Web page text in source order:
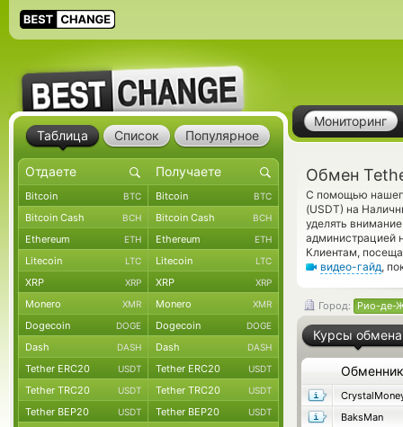
Мониторинг
Обмен
С помощью
(USDT) на
уделять
администрацией
Клиентам,
видео-гайд,
Город: Рио-де-
Курсы обмена
Обменник
BaksMan
Таблица Список Популярное
Bitcoin BTC Bitcoin BTC
Bitcoin Cash BCH Bitcoin Cash BCH
Ethereum ETH Ethereum ETH
Litecoin LTC Litecoin LTC
XRP XRP XRP XRP
Monero XMR Monero XMR
Dogecoin DOGE Dogecoin DOGE
Dash DASH Dash DASH
Tether ERC20 USDT Tether ERC20 USDT
Tether TRC20 USDT Tether TRC20 USDT
Tether BEP20 USDT Tether BEP20 USDT